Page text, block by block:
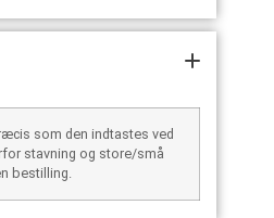
som den indtastes ved
stavning og store/små
bestilling.